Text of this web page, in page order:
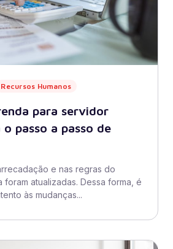
Recursos Humanos
para servidor
passo a passo de
e nas regras do
foram atualizadas. Dessa forma, é
às mudanças...